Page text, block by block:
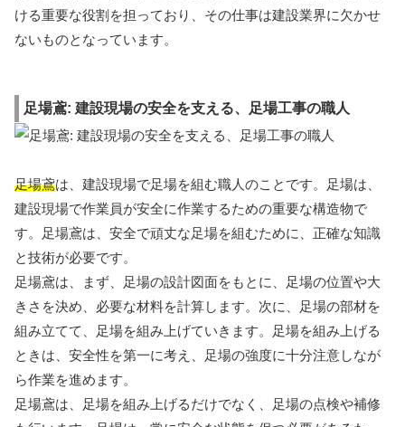
ける重要な役割を担っており、その仕事は建設業界に欠かせ
ないものとなっています。
足場鳶: 建設現場の安全を支える、足場工事の職人
足場鳶は、建設現場で足場を組む職人のことです。足場は、
建設現場で作業員が安全に作業するための重要な構造物で
す。足場鳶は、安全で頑丈な足場を組むために、正確な知識
と技術が必要です。
足場鳶は、まず、足場の設計図面をもとに、足場の位置や大
きさを決め、必要な材料を計算します。次に、足場の部材を
組み立てて、足場を組み上げていきます。足場を組み上げる
ときは、安全性を第一に考え、足場の強度に十分注意しなが
ら作業を進めます。
足場鳶は、足場を組み上げるだけでなく、足場の点検や補修